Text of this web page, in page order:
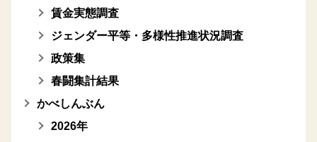
賃金実態調査
ジェンダー平等・多様性推進状況調査
政策集
春闘集計結果
かべしんぶん
2026年